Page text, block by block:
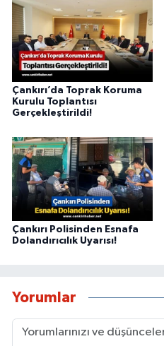
Çankırı’da Toprak Koruma
Kurulu Toplantısı
Gerçekleştirildi!
Çankırı Polisinden Esnafa
Dolandırıcılık Uyarısı!
Yorumlar